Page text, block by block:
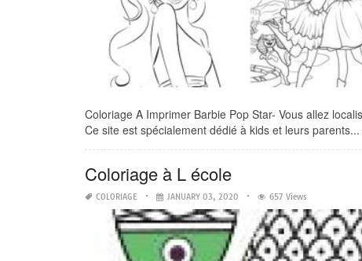
Coloriage A Imprimer Barbie Pop Star- Vous allez
Ce site est spécialement dédié à kids et leurs parents...
Coloriage à L école
COLORIAGE JANUARY 03, 2020 657 Views